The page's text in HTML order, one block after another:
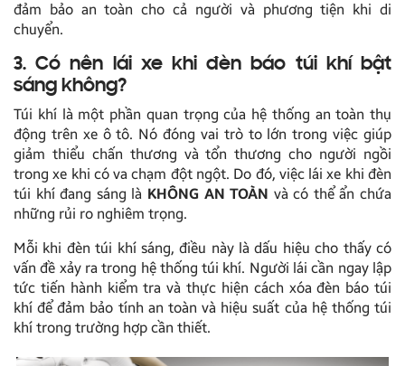
đảm bảo an toàn cho cả người và phương tiện khi di
chuyển.
3. Có nên lái xe khi đèn báo túi khí bật
sáng không?
Túi khí là một phần quan trọng của hệ thống an toàn thụ
động trên xe ô tô. Nó đóng vai trò to lớn trong việc giúp
giảm thiểu chấn thương và tổn thương cho người ngồi
trong xe khi có va chạm đột ngột. Do đó, việc lái xe khi đèn
túi khí đang sáng là KHÔNG AN TOÀN và có thể ẩn chứa
những rủi ro nghiêm trọng.
Mỗi khi đèn túi khí sáng, điều này là dấu hiệu cho thấy có
vấn đề xảy ra trong hệ thống túi khí. Người lái cần ngay lập
tức tiến hành kiểm tra và thực hiện cách xóa đèn báo túi
khí để đảm bảo tính an toàn và hiệu suất của hệ thống túi
khí trong trường hợp cần thiết.